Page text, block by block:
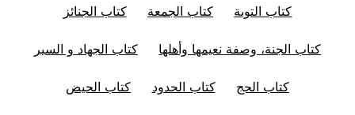
كتاب التوبة كتاب الجمعة كتاب الجنائز
كتاب الجنة، وصفة نعيمها وأهلها كتاب الجهاد و السير
كتاب الحج كتاب الحدود كتاب الحيض